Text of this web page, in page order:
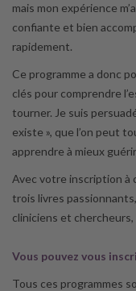
mais mon expérience
confiante et bien
rapidement.
Ce programme a donc
clés pour comprendre
tourner. Je suis
existe », que l’on peut
apprendre à mieux
Avec votre inscription à
trois livres
cliniciens et
Vous pouvez vous
Tous ces programmes